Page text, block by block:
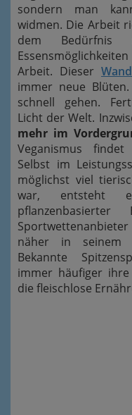
sondern man
widmen. Die Arbeit
dem Bedürfnis
Arbeit. Dieser
immer neue
schnell gehen.
Licht der Welt.
mehr im
Veganismus
Selbst im
möglichst viel
war, entsteht
Sportwettenanbieter
näher in seinem
Bekannte
immer häufiger
die fleischlose